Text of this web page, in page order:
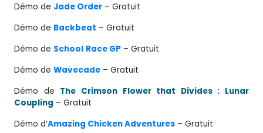
Démo de Jade Order – Gratuit
Démo de Backbeat – Gratuit
Démo de School Race GP – Gratuit
Démo de Wavecade – Gratuit
Démo de The Crimson Flower that Divides : Lunar
Coupling – Gratuit
Démo d’Amazing Chicken Adventures – Gratuit